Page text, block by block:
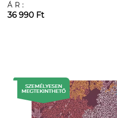
ÁR:
36 990 Ft